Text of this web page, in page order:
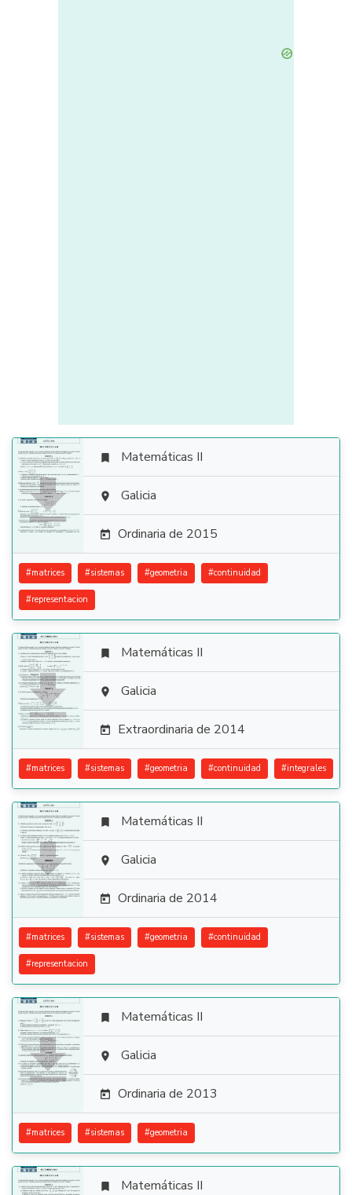

 Matemáticas II
 Galicia
 Ordinaria de 2015
#matrices #sistemas #geometria #continuidad
#representacion

 Matemáticas II
 Galicia
 Extraordinaria de 2014
#matrices #sistemas #geometria #continuidad #integrales

 Matemáticas II
 Galicia
 Ordinaria de 2014
#matrices #sistemas #geometria #continuidad
#representacion

 Matemáticas II
 Galicia
 Ordinaria de 2013
#matrices #sistemas #geometria
 Matemáticas II